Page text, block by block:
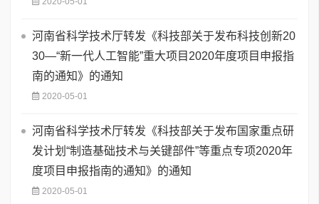
河南省科学技术厅转发《科技部关于发布科技创新20
30—“新一代人工智能”重大项目2020年度项目申报指
南的通知》的通知
2020-05-01
河南省科学技术厅转发《科技部关于发布国家重点研
发计划“制造基础技术与关键部件”等重点专项2020年
度项目申报指南的通知》的通知
2020-05-01